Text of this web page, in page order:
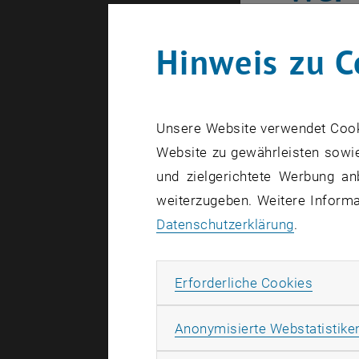
Bei
In
hinaus
Hinweis zu
Unsere Website verwendet
Website zu gewährleisten
und zielgerichtete Werbung
weiterzugeben. Weitere
Datenschutzerklärung.
Erforderliche Cookies
Anonymisierte